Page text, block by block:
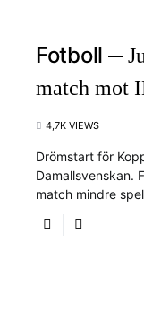
Fotboll
match mot
4,7K VIEWS
Drömstart för
Damallsvenskan.
match mindre